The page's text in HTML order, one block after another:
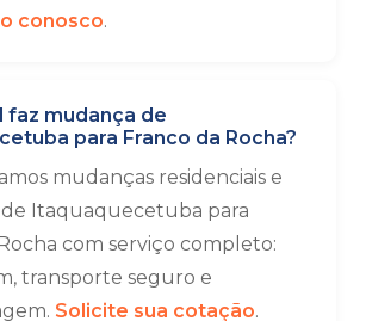
conosco.
faz mudança de
para Franco da Rocha?
mudanças residenciais e
de Itaquaquecetuba para
com serviço completo:
transporte seguro e
Solicite sua cotação.